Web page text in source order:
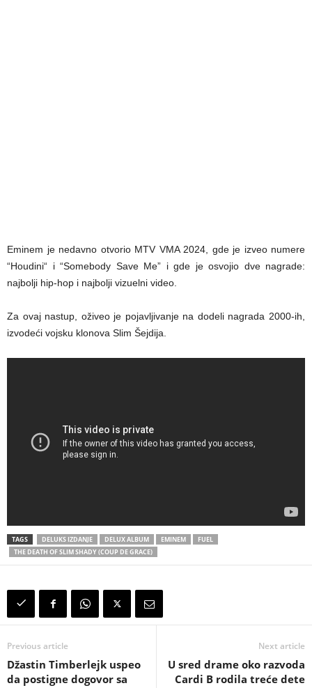
Eminem je nedavno otvorio MTV VMA 2024, gde je izveo numere
“Houdini“ i “Somebody Save Me” i gde je osvojio dve nagrade:
najbolji hip-hop i najbolji vizuelni video.
Za ovaj nastup, oživeo je pojavljivanje na dodeli nagrada 2000-ih,
izvodeći vojsku klonova Slim Šejdija.
TAGS DELUKS IZDANJE DELUX ALBUM EMINEM
FUEL
THE DEATH OF SLIM SHADY (COUP DE GRACE)
Previous article
Džastin Timberlejk uspeo
da postigne dogovor sa
Next article
U sred drame oko razvoda
Cardi B rodila treće dete